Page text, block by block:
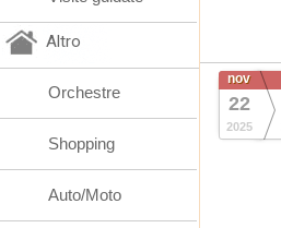
nov
22
2025
Altro
Orchestre
Shopping
Auto/Moto